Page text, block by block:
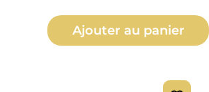
: Entrez la
Ajouter au panier